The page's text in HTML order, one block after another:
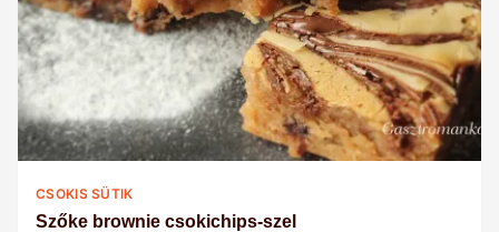
CSOKIS SÜTIK
Szőke brownie csokichips-szel